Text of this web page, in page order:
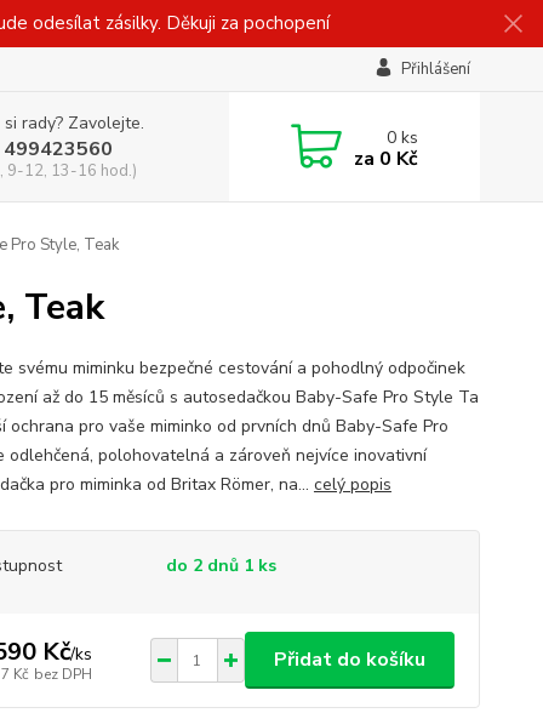
odesílat zásilky. Děkuji za pochopení
Přihlášení
rady? Zavolejte.
9-12, 13-16 hod.)
0ks
za 0 Kč
Pro Style, Teak
Teak
svému miminku bezpečné cestování a pohodlný odpočinek
až do 15 měsíců s autosedačkou Baby-Safe Pro Style Ta
ochrana pro vaše miminko od prvních dnů Baby-Safe Pro
odlehčená, polohovatelná a zároveň nejvíce inovativní
pro miminka od Britax Römer, na... celý popis
do 2 dnů 1 ks
Kč/ks
Kč bez DPH
Přidat do košíku